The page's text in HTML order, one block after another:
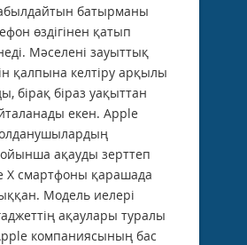
батырманы
өздігінен қатып
Мәселені зауыттық
қалпына келтіру арқылы
бірақ біраз уақыттан
екен. Apple
ақауды зерттеп
X смартфоны қарашада
Модель иелері
ақаулары туралы
компаниясының бас